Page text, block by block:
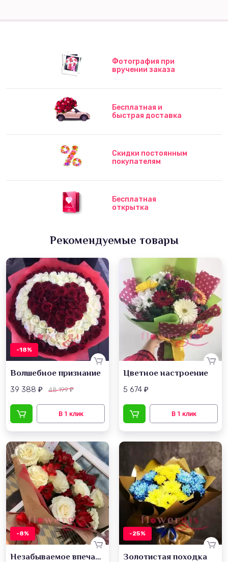
Фотография при
вручении заказа
Бесплатная и
быстрая доставка
Скидки постоянным
покупателям
Бесплатная
открытка
Рекомендуемые товары
-18%
Волшебное признание
39 388 ₽ 48 199₽
Цветное настроение
5 674 ₽
-8%
Незабываемое впечатление
-25%
Золотистая походка